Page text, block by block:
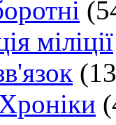
міліції